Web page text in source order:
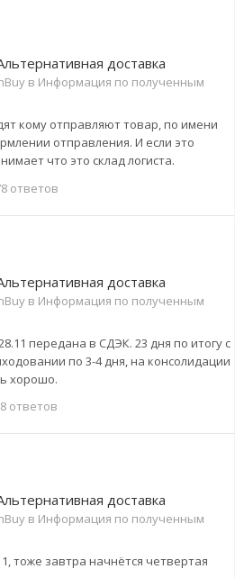
доставка
в Информация по полученным
кому отправляют товар, по имени
отправления. И если это
что это склад логиста.
ответов
доставка
в Информация по полученным
передана в СДЭК. 23 дня по итогу с
по 3-4 дня, на консолидации
хорошо.
ответов
доставка
в Информация по полученным
тоже завтра начнётся четвертая